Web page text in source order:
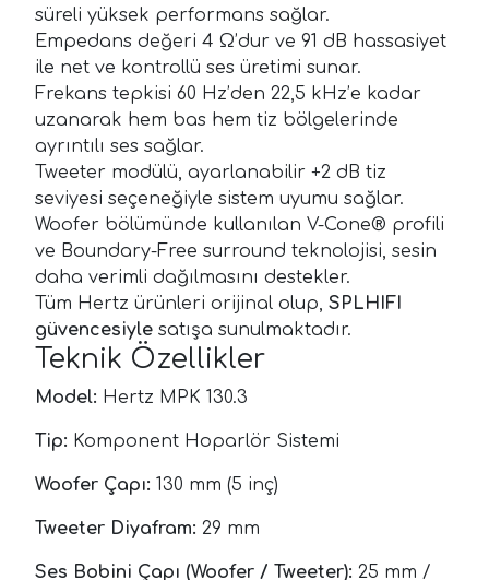
süreli yüksek performans sağlar.
Empedans değeri 4 Ω’dur ve 91 dB hassasiyet
ile net ve kontrollü ses üretimi sunar.
Frekans tepkisi 60 Hz’den 22,5 kHz’e kadar
uzanarak hem bas hem tiz bölgelerinde
ayrıntılı ses sağlar.
Tweeter modülü, ayarlanabilir +2 dB tiz
seviyesi seçeneğiyle sistem uyumu sağlar.
Woofer bölümünde kullanılan V-Cone® profili
ve Boundary-Free surround teknolojisi, sesin
daha verimli dağılmasını destekler.
Tüm Hertz ürünleri orijinal olup, SPLHIFI
güvencesiyle satışa sunulmaktadır.
Teknik Özellikler
Model: Hertz MPK 130.3
Tip: Komponent Hoparlör Sistemi
Woofer Çapı: 130 mm (5 inç)
Tweeter Diyafram: 29 mm
Ses Bobini Çapı (Woofer / Tweeter): 25 mm /